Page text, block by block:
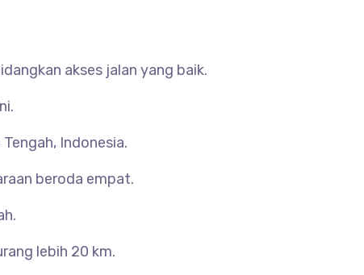
akses jalan yang baik.
Indonesia.
beroda empat.
lebih 20 km.